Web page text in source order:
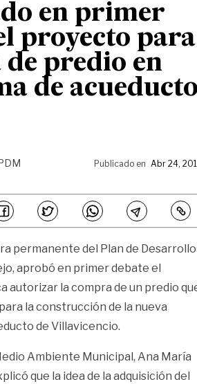
en primer
proyecto para
predio en
de
Publicado en Abr 24,
permanente del Plan de Desarrollo
aprobó en primer debate el
autorizar la compra de un predio
la construcción de la nueva
de Villavicencio.
Ambiente Municipal, Ana María
que la idea de la adquisición del